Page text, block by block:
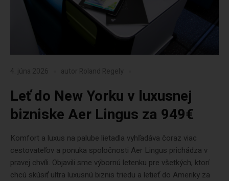
4. júna 2026 autor Roland Regely
Leť do New Yorku v luxusnej
bizniske Aer Lingus za 949€
Komfort a luxus na palube lietadla vyhľadáva čoraz viac
cestovateľov a ponuka spoločnosti Aer Lingus prichádza v
pravej chvíli. Objavili sme výbornú letenku pre všetkých, ktorí
chcú skúsiť ultra luxusnú biznis triedu a letieť do Ameriky za